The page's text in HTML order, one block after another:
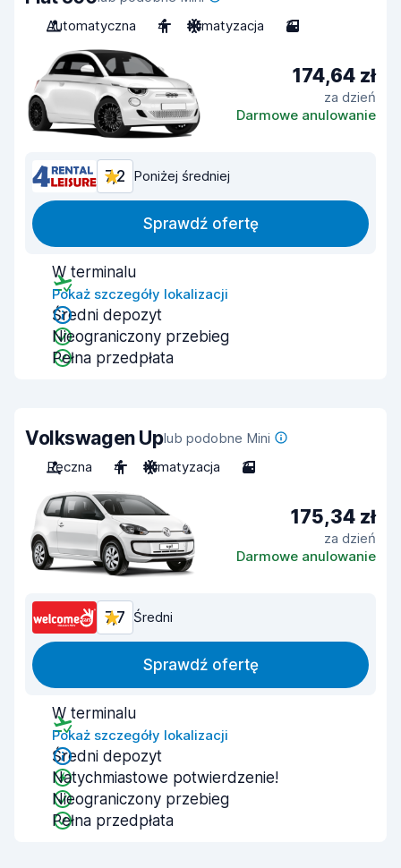
Automatyczna
4 Klimatyzacja 3
174,64 zł
za dzień
Darmowe anulowanie
7,2 Poniżej średniej
Sprawdź ofertę
W terminalu
Pokaż szczegóły lokalizacji
Średni depozyt
Nieograniczony przebieg
Pełna przedpłata
Volkswagen Uplub podobne Mini
Ręczna
4 Klimatyzacja 3
175,34 zł
za dzień
Darmowe anulowanie
7,7 Średni
Sprawdź ofertę
W terminalu
Pokaż szczegóły lokalizacji
Średni depozyt
Natychmiastowe potwierdzenie!
Nieograniczony przebieg
Pełna przedpłata